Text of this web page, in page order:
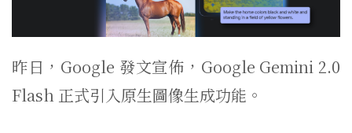
昨日，Google 發文宣佈，Google Gemini 2.0
Flash 正式引入原生圖像生成功能。